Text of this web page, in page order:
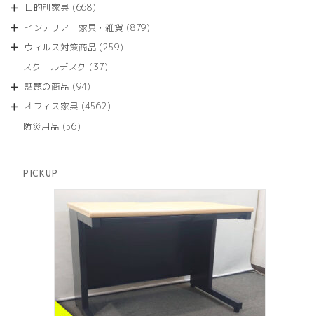
商
目的別家具 668668
の
商
インテリア・家具・雑貨 879879
ウィルス対策商品 259259
スクールデスク 3737
商
話題の商品 9494
の
オフィス家具 45624562
防災用品 5656
PICKUP